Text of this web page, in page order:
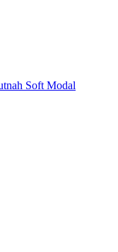
Soft Modal